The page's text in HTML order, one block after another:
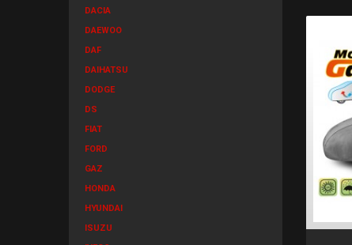
DACIA
DAEWOO
DAF
DAIHATSU
DODGE
DS
FIAT
FORD
GAZ
HONDA
HYUNDAI
ISUZU